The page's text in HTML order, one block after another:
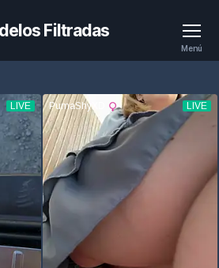
Filtradas
Menú